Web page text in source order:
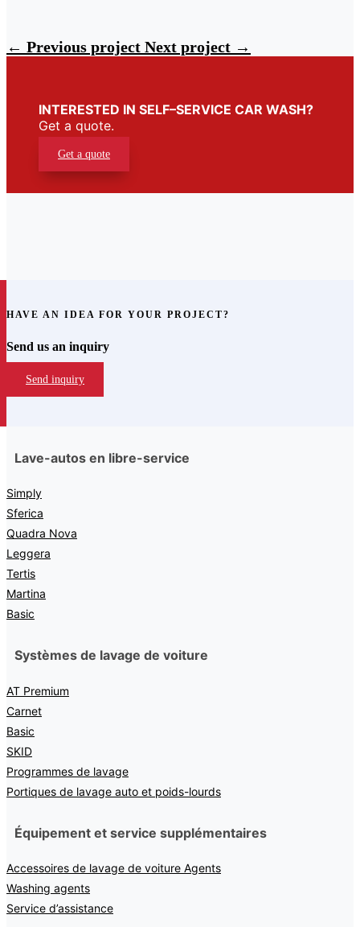
← Previous project Next project →
INTERESTED IN SELF–SERVICE CAR WASH?
Get a quote.
Get a quote
HAVE AN IDEA FOR YOUR PROJECT?
Send us an inquiry
Send inquiry
Lave-autos en libre-service
Simply
Sferica
Quadra Nova
Leggera
Tertis
Martina
Basic
Systèmes de lavage de voiture
AT Premium
Carnet
Basic
SKID
Programmes de lavage
Portiques de lavage auto et poids-lourds
Équipement et service supplémentaires
Accessoires de lavage de voiture Agents
Washing agents
Service d’assistance